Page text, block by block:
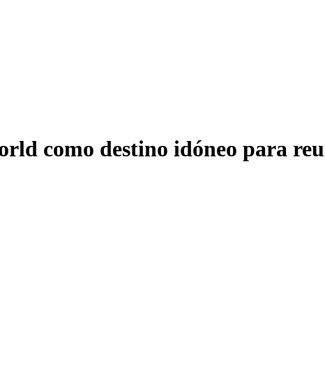
como destino idóneo para